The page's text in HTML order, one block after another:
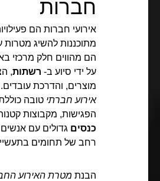
חברות
אירועי חברות הם
מתוכננות להשיג מטרות
הם מהווים חלק מרכזי
על ידי סיוע ב- רשתות,
מוצרים, והדרכת
אירוע חברתי טובה
הפגישות, מקבוצות
כנסים גדולים עם אנשים
רחב של תחומים
הבנת מטרת האירוע